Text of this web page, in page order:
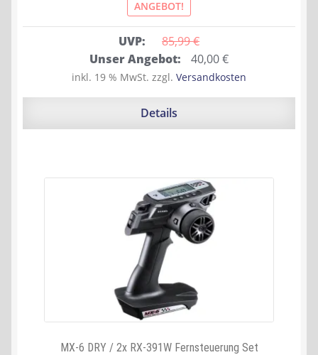
ANGEBOT!
UVP: 85,99 €
Ursprünglicher
Preis
war:
Unser Angebot: 40,00€Aktueller
Preis
ist:
inkl. 19 % MwSt. zzgl. Versandkosten
Details
MX-6 DRY / 2x RX-391W Fernsteuerung Set